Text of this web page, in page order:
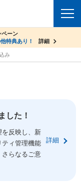
キャンペーン
ーン
特典あり！ 詳細
み
した！
を反映し、新
ティ管理機能
さらなるご意
詳細